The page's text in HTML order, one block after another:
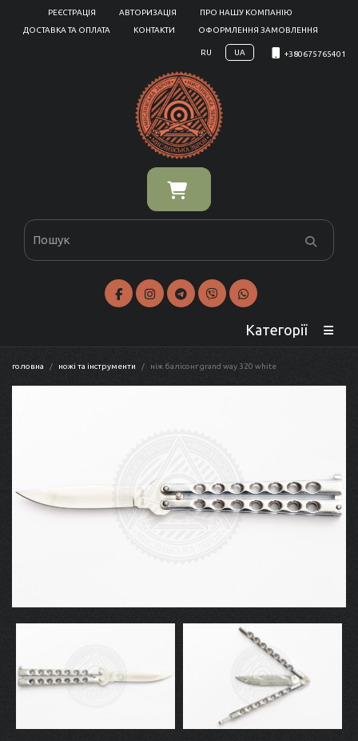
РЕЄСТРАЦІЯ АВТОРИЗАЦІЯ
ПРО НАШУ КОМПАНІЮ
ДОСТАВКА ТА ОПЛАТА
КОНТАКТИ ОФОРМЛЕННЯ ЗАМОВЛЕННЯ
RU UA +380675765401
Категорії
головна ножі та інструменти ніж балісонг grand way 320 white